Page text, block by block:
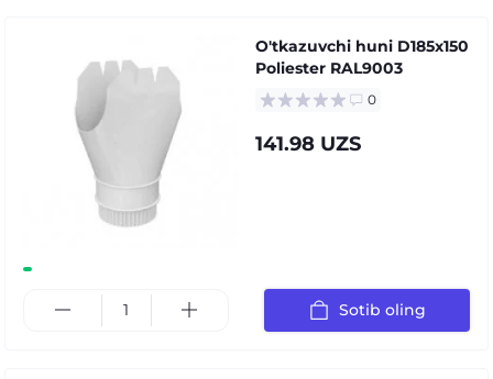
O'tkazuvchi huni D185х150
Poliester RAL9003
0
141.98 UZS
Sotib oling